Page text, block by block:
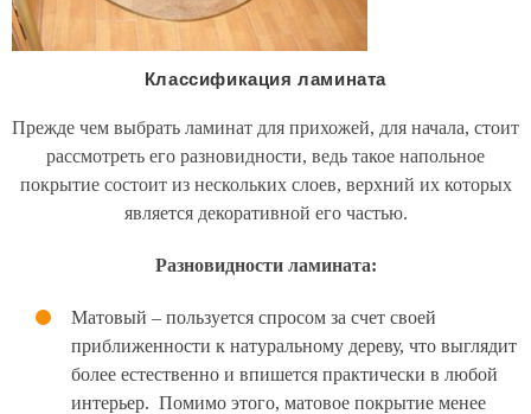
Классификация ламината
Прежде чем выбрать ламинат для прихожей, для начала, стоит
рассмотреть его разновидности, ведь такое напольное
покрытие состоит из нескольких слоев, верхний их которых
является декоративной его частью.
Разновидности ламината:
Матовый – пользуется спросом за счет своей
приближенности к натуральному дереву, что выглядит
более естественно и впишется практически в любой
интерьер. Помимо этого, матовое покрытие менее